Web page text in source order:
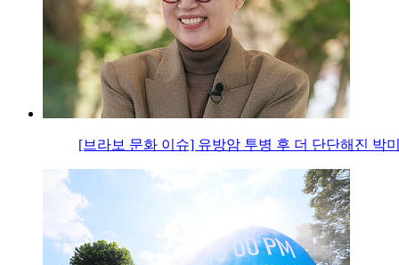
[브라보 문화 이슈] 유방암 투병 후 더 단단해진 박